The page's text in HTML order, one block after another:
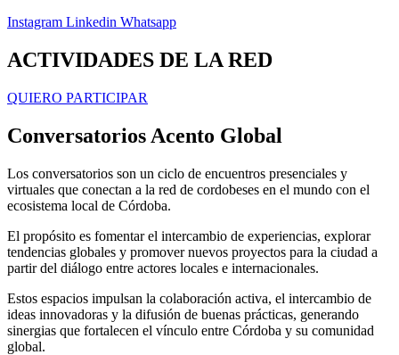
Instagram Linkedin Whatsapp
ACTIVIDADES DE LA RED
QUIERO PARTICIPAR
Conversatorios Acento Global
Los conversatorios son un ciclo de encuentros presenciales y
virtuales que conectan a la red de cordobeses en el mundo con el
ecosistema local de Córdoba.
El propósito es fomentar el intercambio de experiencias, explorar
tendencias globales y promover nuevos proyectos para la ciudad a
partir del diálogo entre actores locales e internacionales.
Estos espacios impulsan la colaboración activa, el intercambio de
ideas innovadoras y la difusión de buenas prácticas, generando
sinergias que fortalecen el vínculo entre Córdoba y su comunidad
global.